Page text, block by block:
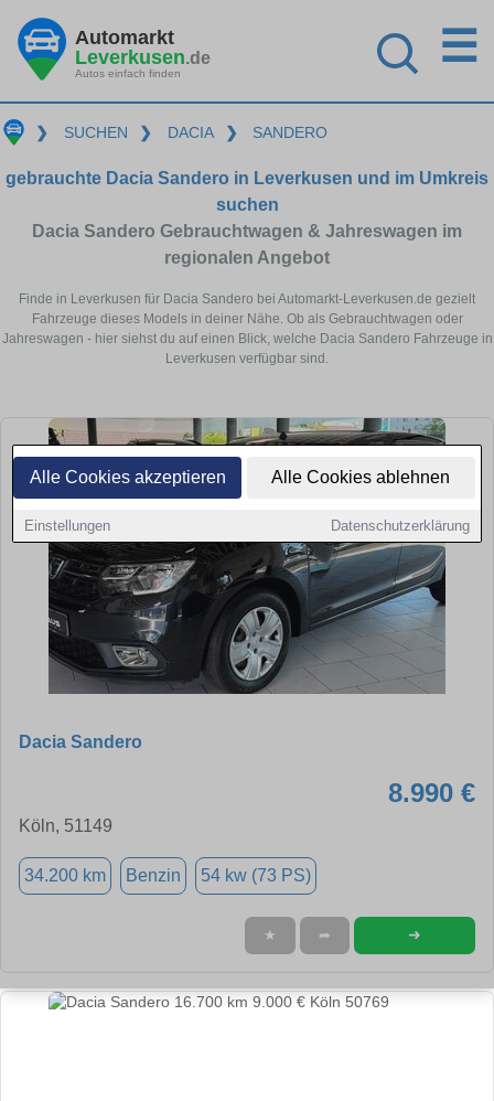
Alle Cookies akzeptieren Alle Cookies ablehnen
Einstellungen Datenschutzerklärung
Automarkt
Leverkusen.de
Autos einfach finden
☰
❯ SUCHEN ❯ DACIA ❯ SANDERO
gebrauchte Dacia Sandero in Leverkusen und im Umkreis
suchen
Dacia Sandero Gebrauchtwagen & Jahreswagen im
regionalen Angebot
Finde in Leverkusen für Dacia Sandero bei Automarkt-Leverkusen.de gezielt
Fahrzeuge dieses Models in deiner Nähe. Ob als Gebrauchtwagen oder
Jahreswagen - hier siehst du auf einen Blick, welche Dacia Sandero Fahrzeuge in
Leverkusen verfügbar sind.
Dacia Sandero
8.990 €
Köln, 51149
34.200 km Benzin 54 kw (73 PS)
★ ➦ ➜